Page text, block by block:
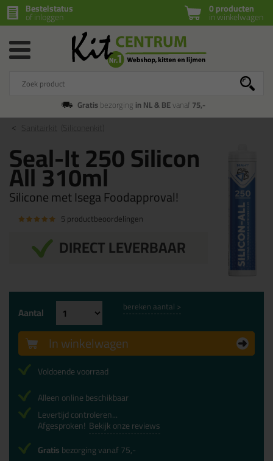
0 producten
in winkelwagen
Bestelstatus
of inloggen
Gratisbezorging in NL & BEvanaf75,-
Seal-It 250 Silicon
All 310ml
Silicone met Isega Foodapproval!
5 productbeoordelingen
DIRECT LEVERBAAR
Aantal bereken aantal >
In winkelwagen
Voldoende voorraad
Alleen online beschikbaar
Levertijd controleren...
Afgesproken! Bekijk onze reviews
Gratisbezorging vanaf 75,-